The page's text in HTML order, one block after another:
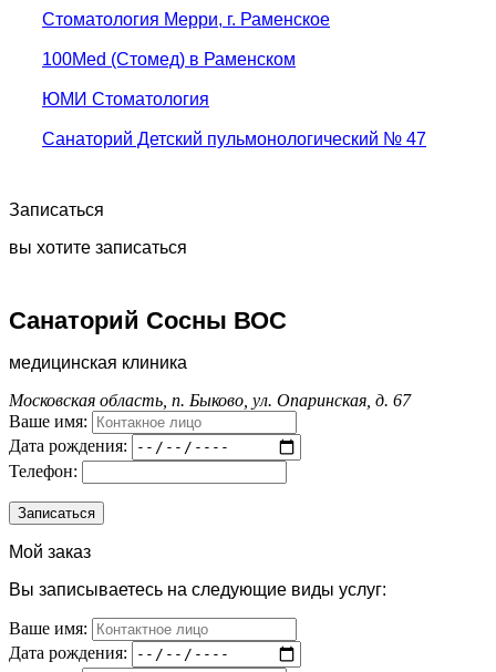
Стоматология Мерри, г. Раменское
100Med (Стомед) в Раменском
ЮМИ Стоматология
Санаторий Детский пульмонологический № 47
Записаться
вы хотите записаться
Санаторий Сосны ВОС
медицинская клиника
Московская область, п. Быково, ул. Опаринская, д. 67
Ваше имя:
Дата рождения:
Телефон:
Мой заказ
Вы записываетесь на следующие виды услуг:
Ваше имя:
Дата рождения: